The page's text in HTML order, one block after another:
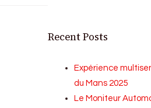
Recent Posts
Expérience
du Mans 2025
Le Moniteur